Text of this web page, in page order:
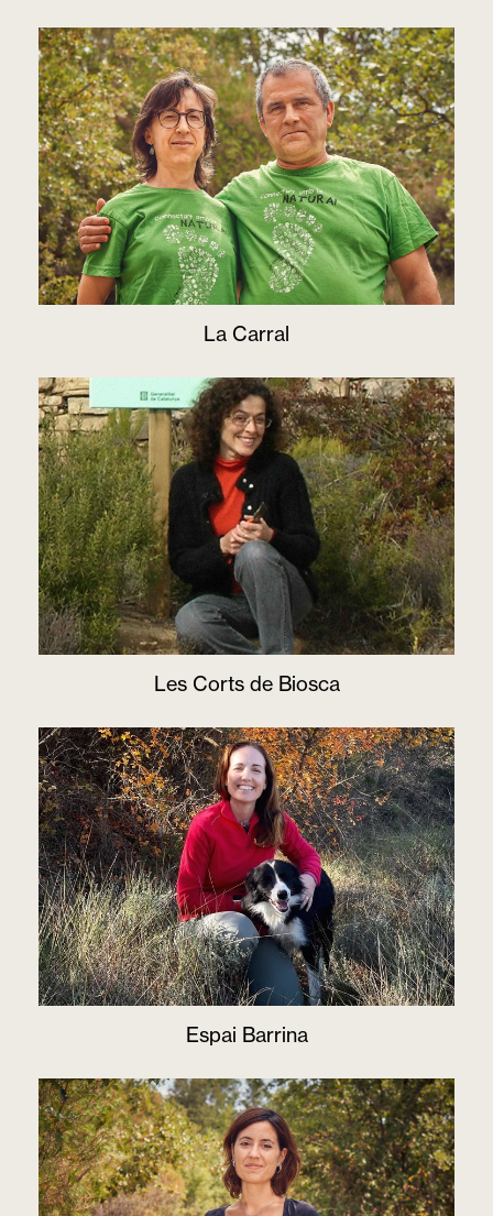
La Carral
Les Corts de Biosca
Espai Barrina